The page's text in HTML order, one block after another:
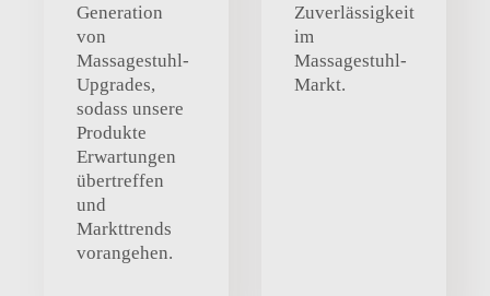
Generation
von
Massagestuhl-
Upgrades,
sodass unsere
Produkte
Erwartungen
übertreffen
und
Markttrends
vorangehen.
Zuverlässigkeit
im
Massagestuhl-
Markt.